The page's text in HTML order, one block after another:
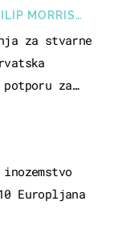
MORRIS
za stvarne
za
Europljana